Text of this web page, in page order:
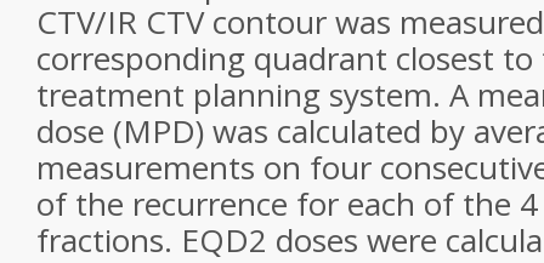
CTV/IR CTV contour was
corresponding quadrant closest to
treatment planning system. A
dose (MPD) was calculated by
measurements on four
of the recurrence for each of the
fractions. EQD2 doses were